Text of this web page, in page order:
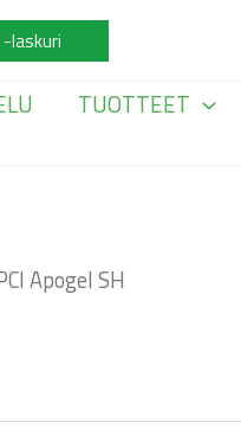
-laskuri
TUOTTEET
Apogel SH